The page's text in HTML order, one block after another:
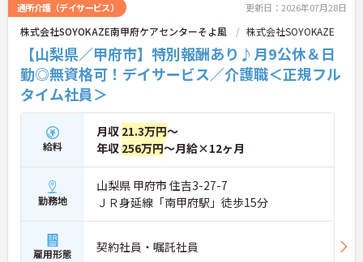
通所介護（デイサービス） 更新日：2026年07月28日
株式会社SOYOKAZE南甲府ケアセンターそよ風 株式会社SOYOKAZE
【山梨県／甲府市】特別報酬あり♪月9公休＆日
勤◎無資格可！デイサービス／介護職＜正規フル
タイム社員＞
給料
月収 21.3万円～
年収 256万円～月給×12ヶ月
勤務地
山梨県 甲府市 住吉3-27-7
ＪＲ身延線「南甲府駅」徒歩15分
雇用形態 契約社員・嘱託社員